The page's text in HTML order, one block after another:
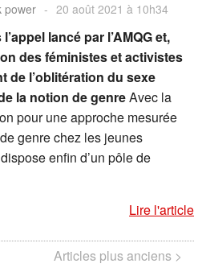
power - 20 août 2021 à 10h34
lancé par l’AMQG et,
des féministes et activistes
de l’oblitération du sexe
la notion de genreAvec la
pour une approche mesurée
genre chez les jeunes
enfin d’un pôle de
Lire l'article
Articles plus anciens >